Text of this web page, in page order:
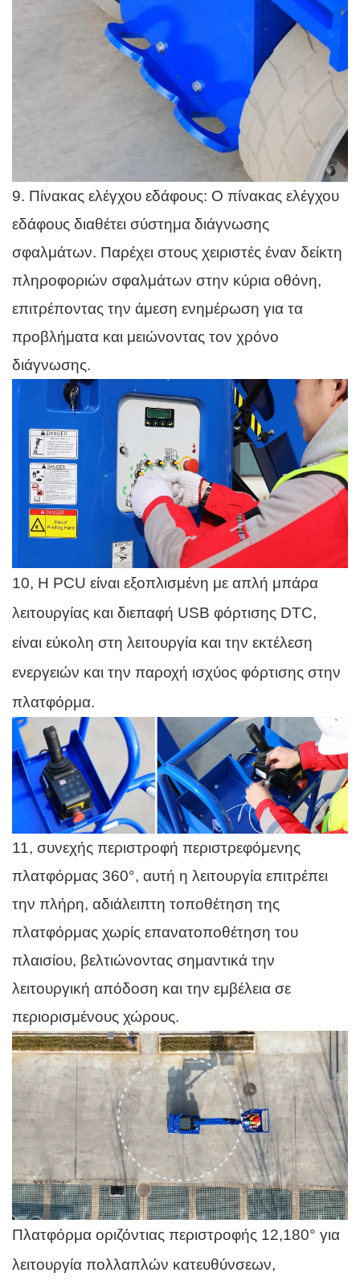
9. Πίνακας ελέγχου εδάφους: Ο πίνακας ελέγχου
εδάφους διαθέτει σύστημα διάγνωσης
σφαλμάτων. Παρέχει στους χειριστές έναν δείκτη
πληροφοριών σφαλμάτων στην κύρια οθόνη,
επιτρέποντας την άμεση ενημέρωση για τα
προβλήματα και μειώνοντας τον χρόνο
διάγνωσης.
10, Η PCU είναι εξοπλισμένη με απλή μπάρα
λειτουργίας και διεπαφή USB φόρτισης DTC,
είναι εύκολη στη λειτουργία και την εκτέλεση
ενεργειών και την παροχή ισχύος φόρτισης στην
πλατφόρμα.
11, συνεχής περιστροφή περιστρεφόμενης
πλατφόρμας 360°, αυτή η λειτουργία επιτρέπει
την πλήρη, αδιάλειπτη τοποθέτηση της
πλατφόρμας χωρίς επανατοποθέτηση του
πλαισίου, βελτιώνοντας σημαντικά την
λειτουργική απόδοση και την εμβέλεια σε
περιορισμένους χώρους.
Πλατφόρμα οριζόντιας περιστροφής 12,180° για
λειτουργία πολλαπλών κατευθύνσεων,